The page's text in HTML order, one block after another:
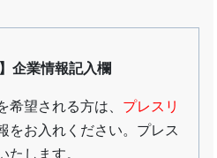
企業情報記入欄
希望される方は、 プレスリ
をお入れください。プレス
たします。